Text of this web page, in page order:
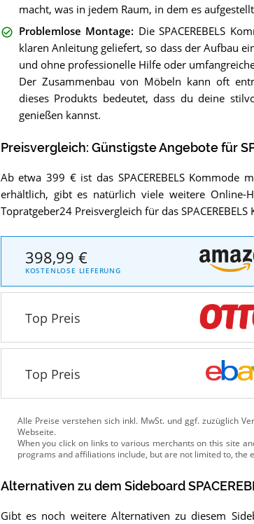
macht, was in jedem Raum, in dem es
Problemlose Montage: Die SPACEREBELS
klaren Anleitung geliefert, so dass der Aufbau
und ohne professionelle Hilfe oder
Der Zusammenbau von Möbeln kann oft
dieses Produkts bedeutet, dass du deine
genießen kannst.
Preisvergleich: Günstigste Angebote für
Ab etwa 399 € ist das SPACEREBELS Kommode
erhältlich, gibt es natürlich viele weitere Online-
Topratgeber24 Preisvergleich für das
398,99 €
KOSTENLOSE LIEFERUNG
Top Preis
Top Preis
Alle Preise verstehen sich inkl. MwSt. und ggf. zuzüglich
Webseite.
Alternativen zu dem Sideboard
Gibt es noch weitere Alternativen zu diesem